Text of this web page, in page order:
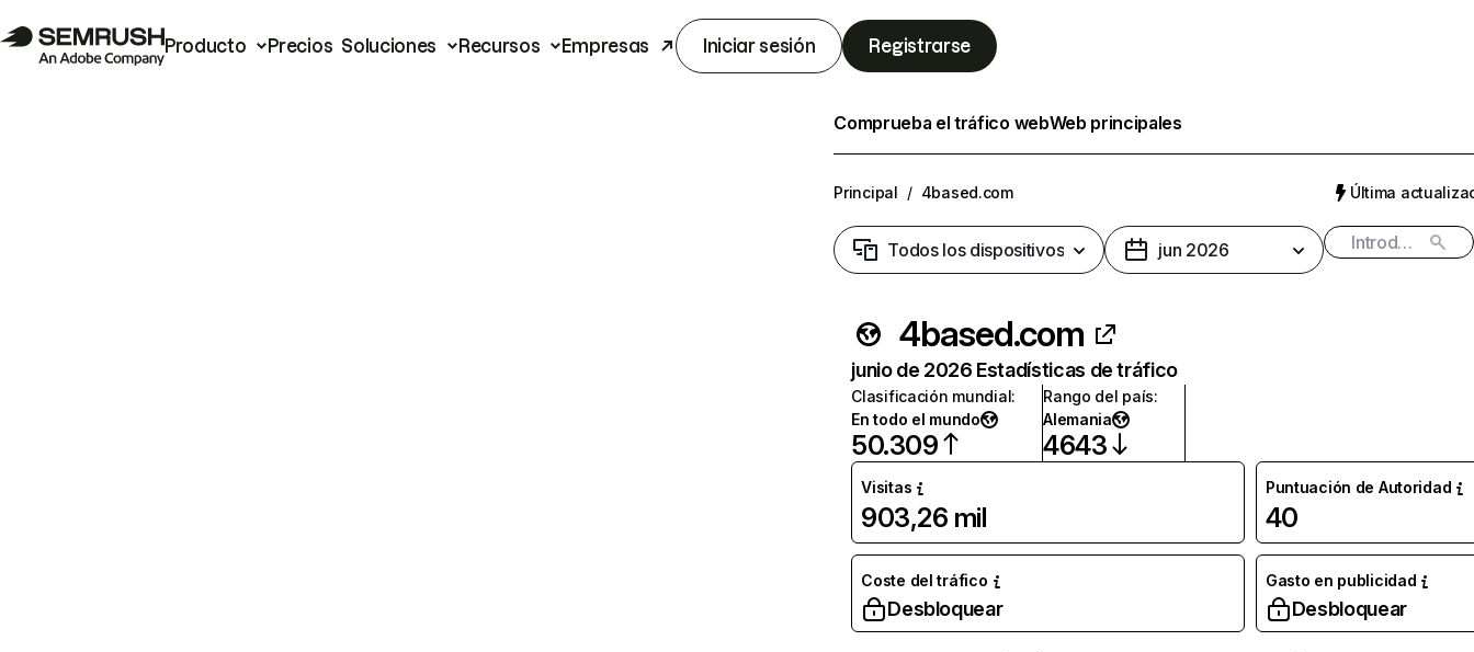
Producto Precios Soluciones Recursos Empresas Iniciar sesión Registrarse
Comprueba el tráfico webWeb principales
Principal / 4based.com Última
Todos los dispositivos jun 2026
4based.com
junio de 2026 Estadísticas de tráfico
Clasificación mundial:
En todo el mundo
50.309
Rango del país:
Alemania
4643
Visitas
903,26 mil
Puntuación de Autoridad
40
Coste del tráfico
Desbloquear
Gasto en publicidad
Desbloquear